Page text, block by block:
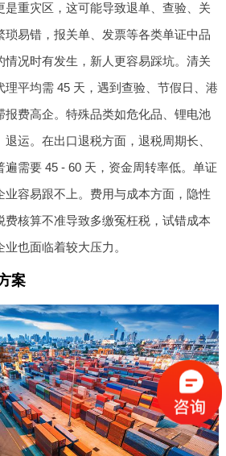
是重灾区，这可能导致退单、查验、关
琐易错，报关单、发票等各类单证中品
情况时有发生，新人更容易踩坑。清关
理平均需 45 天，遇到查验、节假日、港
报费高企。特殊品类如危化品、锂电池
运。在出口退税方面，退税周期长、
需要 45 - 60 天，资金周转率低。单证
业容易跟不上。费用与成本方面，隐性
费核算不准导致多缴冤枉税，试错成本
也面临着较大压力。
案